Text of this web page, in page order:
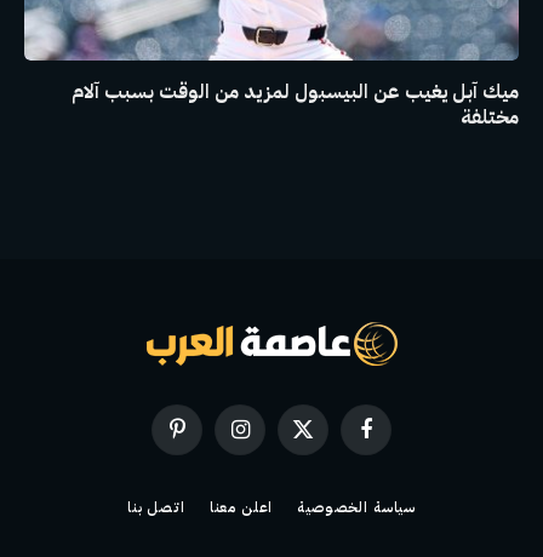
ميك آبل يغيب عن البيسبول لمزيد من الوقت بسبب آلام
مختلفة
فيسبوك
X
(Twitter)
الانستغرامبينتيريست
سياسة الخصوصية اعلن معنا اتصل بنا